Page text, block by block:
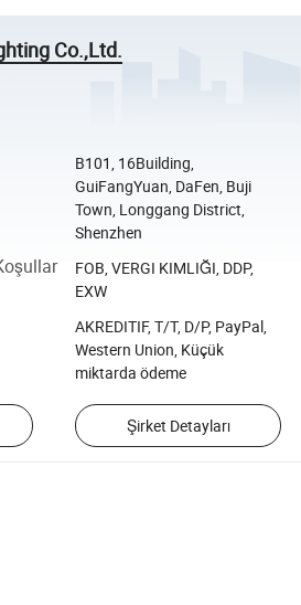
Co.,Ltd.
B101, 16Building,
GuiFangYuan, DaFen, Buji
Town, Longgang District,
Shenzhen
FOB, VERGI KIMLIĞI, DDP,
EXW
AKREDITIF, T/T, D/P, PayPal,
Western Union, Küçük
miktarda ödeme
Şirket Detayları